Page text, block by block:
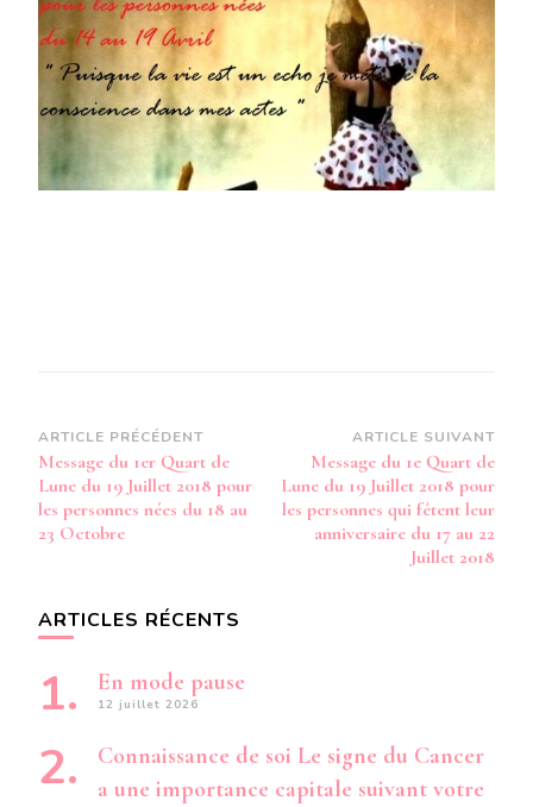
DE
19
JUILLET
2018
POUR
LES
PERSONNES
Navigation
d’article
ARTICLE PRÉCÉDENT
Message du 1er Quart de
Lune du 19 Juillet 2018 pour
les personnes nées du 18 au
23 Octobre
ARTICLE SUIVANT
Message du 1e Quart de
Lune du 19 Juillet 2018 pour
les personnes qui fêtent leur
anniversaire du 17 au 22
Juillet 2018
ARTICLES RÉCENTS
En mode pause
12 juillet 2026
Connaissance de soi Le signe du Cancer
a une importance capitale suivant votre